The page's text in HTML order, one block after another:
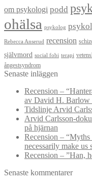
om psykologi podd
ohälsa psykolog
Rebecca Anserud recension
självmord social fobi terapi
ångestsyndrom
Senaste inläggen
Recension –
av David H. Barlow
Tidslinje Arvid
Arvid Carlsson-
på hjärnan
Recension –
necessarily make us
Recension – ”Han,
Senaste kommentarer